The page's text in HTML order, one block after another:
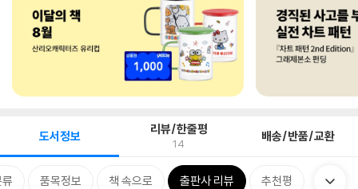
도서정보 리뷰/한줄평
14 배송/반품/교환
품목정보 책 속으로 출판사 리뷰 추천평